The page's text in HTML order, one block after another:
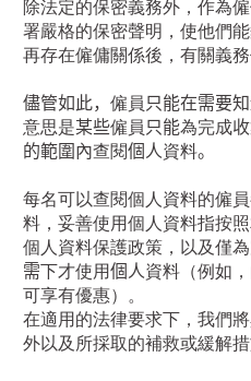
除法定的保密義務外，作為
署嚴格的保密聲明，使他們
再存在僱傭關係後，有關義
儘管如此，僱員 只能在需要知
意思是某些僱員 只能為完成
的範圍內查閱個人資料。
每名可以查閱個人資料的僱
料，妥善使用個人資料指按
個人資料保護政策，以及僅
需下才使用個人資料（例如
可享有優惠）。
在適用的法律要求下，我們
外以及所採取的補救或緩解